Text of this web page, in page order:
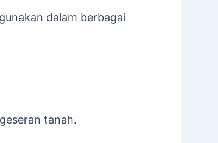
dalam berbagai
tanah.